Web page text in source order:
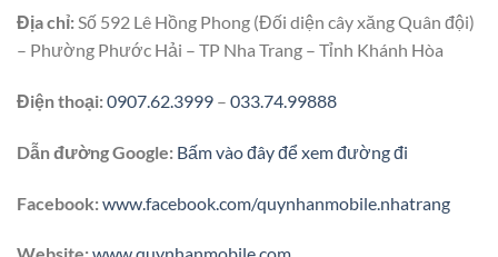
Địa chỉ:Số 592 Lê Hồng Phong (Đối diện cây xăng Quân đội)
– Phường Phước Hải – TP Nha Trang – Tỉnh Khánh Hòa
Điện thoại:0907.62.3999 – 033.74.99888
Dẫn đường Google: Bấm vào đây để xem đường đi
Facebook:www.facebook.com/quynhanmobile.nhatrang